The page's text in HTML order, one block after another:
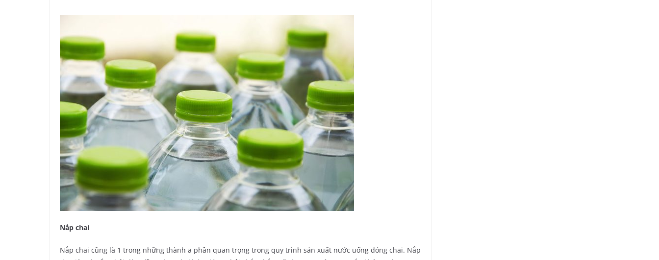
Nắp chai
Nắp chai cũng là 1 trong những thành a phần quan trọng trong quy trình sản xuất nước uống đóng chai. Nắp